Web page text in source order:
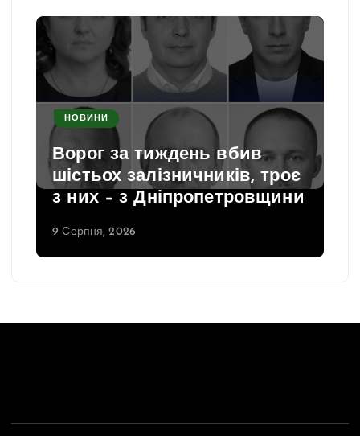
НОВИНИ
Ворог за тиждень вбив
шістьох залізничників, троє
з них – з Дніпропетровщини
9 Серпня, 2026